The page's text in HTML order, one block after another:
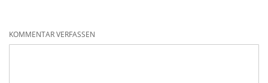
KOMMENTAR VERFASSEN